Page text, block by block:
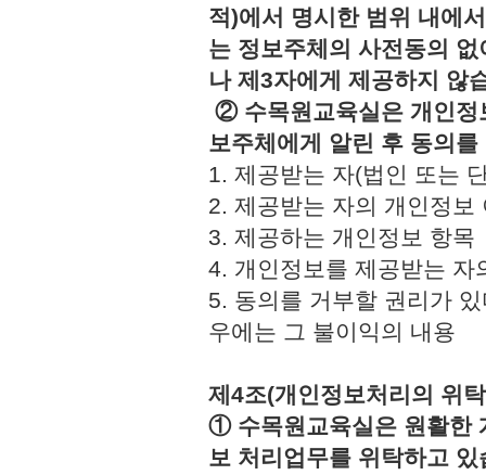
적)에서 명시한 범위 내에
는 정보주체의 사전동의
나 제3자에게 제공하지 않
② 수목원교육실은 개인정
보주체에게 알린 후 동의
1. 제공받는 자(법인 또
2. 제공받는 자의 개인정
3. 제공하는 개인정보
4. 개인정보를 제공받는
5. 동의를 거부할 권리가
우에는 그 불이익의 내용
제4조(개인정보처리의 위
① 수목원교육실은 원활한
보 처리업무를 위탁하고